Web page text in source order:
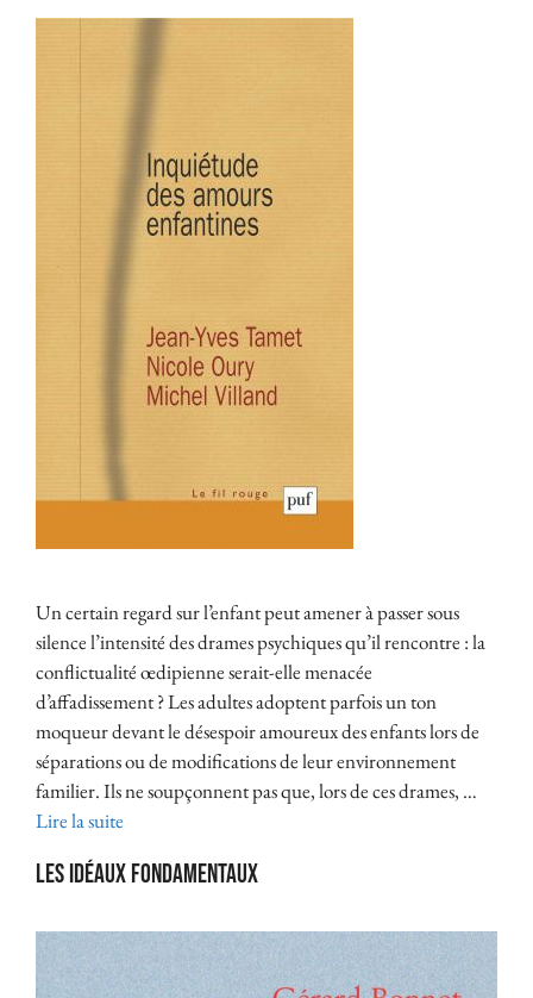
Un certain regard sur l’enfant peut amener à passer sous
silence l’intensité des drames psychiques qu’il rencontre : la
conflictualité œdipienne serait-elle menacée
d’affadissement ? Les adultes adoptent parfois un ton
moqueur devant le désespoir amoureux des enfants lors de
séparations ou de modifications de leur environnement
familier. Ils ne soupçonnent pas que, lors de ces drames, …
Lire la suite
Les idéaux fondamentaux